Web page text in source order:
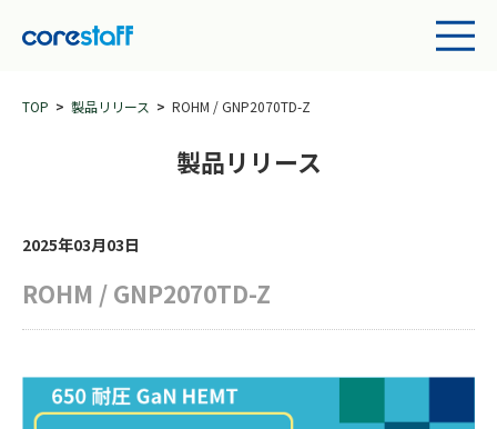
TOP 製品リリース ROHM / GNP2070TD-Z
製品リリース
2025年03月03日
ROHM / GNP2070TD-Z